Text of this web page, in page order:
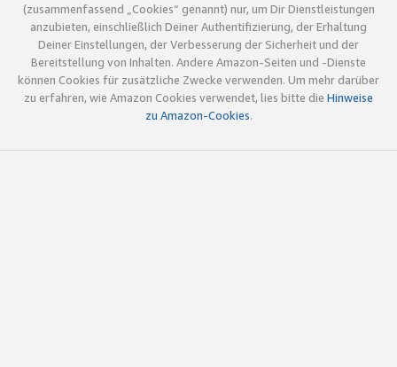
(zusammenfassend „Cookies“ genannt) nur, um Dir Dienstleistungen
anzubieten, einschließlich Deiner Authentifizierung, der Erhaltung
Deiner Einstellungen, der Verbesserung der Sicherheit und der
Bereitstellung von Inhalten. Andere Amazon-Seiten und -Dienste
können Cookies für zusätzliche Zwecke verwenden. Um mehr darüber
zu erfahren, wie Amazon Cookies verwendet, lies bitte die Hinweise
zu Amazon-Cookies.